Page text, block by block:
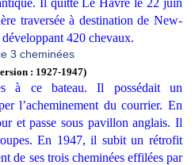
Il quitte Le Havre le 22 juin
traversée à destination de New-
420 chevaux.
: 1927-1947)
à ce bateau. Il possédait un
l’acheminement du courrier. En
et passe sous pavillon anglais. Il
En 1947, il subit un rétrofit
de ses trois cheminées effilées par